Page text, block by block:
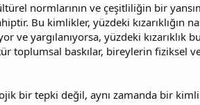
normlarının ve çeşitliliğin bir
Bu kimlikler, yüzdeki kızarıklığın
yargılanıyorsa, yüzdeki kızarıklık
toplumsal baskılar, bireylerin fiziksel
bir tepki değil, aynı zamanda bir